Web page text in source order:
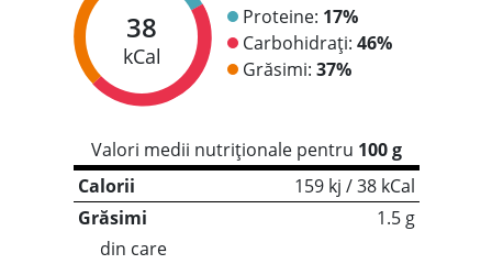
38
kCal
Proteine: 17%
Carbohidrați: 46%
Grăsimi: 37%
Valori medii nutriționale pentru 100 g
Calorii
159 kj / 38 kCal
Grăsimi
1.5 g
din care